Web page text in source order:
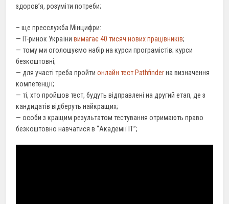
здоров’я, розуміти потреби;
– ще пресслужба Мінцифри:
— IT-ринок Українивимагає 40 тисяч нових працівників;
— тому ми оголошуємо набір на курси програмістів; курси
безкоштовні;
— для участі треба пройтионлайн тест Pathfinderна визначення
компетенції;
— ті, хто пройшов тест, будуть відправлені на другий етап, де з
кандидатів відберуть найкращих;
— особи з кращим результатом тестування отримають право
безкоштовно навчатися в “Академії IT”;